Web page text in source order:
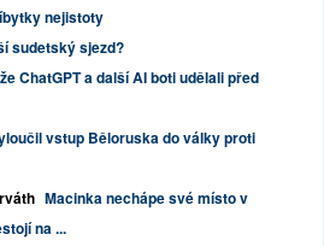
nejistoty
sudetský sjezd?
ChatGPT a další AI boti udělali před
vstup Běloruska do války proti
Macinka nechápe své místo v
na ...